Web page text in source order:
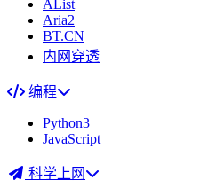
AList
Aria2
BT.CN
内网穿透
编程
Python3
JavaScript
科学上网